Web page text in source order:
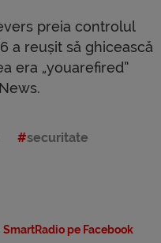
preia controlul
a reușit să ghicească
era „youarefired”
securitate
SmartRadio pe Facebook